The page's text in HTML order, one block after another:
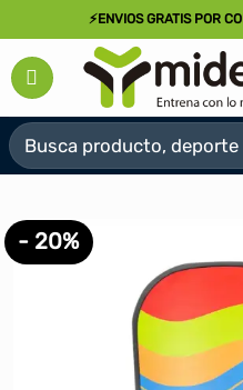
al
contenido
⚡ENVIOS GRATIS POR
Buscar
por:
- 20%